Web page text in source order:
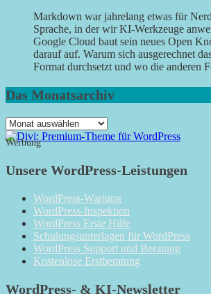
Markdown war jahrelang etwas für
Sprache, in der wir KI-Werkzeuge
Google Cloud baut sein neues Open
darauf auf. Warum sich ausgerechnet
Format durchsetzt und wo die anderen
Das Monatsarchiv
Das
Monatsarchiv
Werbung
Unsere WordPress-Leistungen
WordPress-Wartung
WordPress-Inspektion
WordPress Erste Hilfe
Schulungsunterlagen für WordPress
WordPress Support und Beratung
Kostenlose Erstberatung
WordPress- & KI-Newsletter